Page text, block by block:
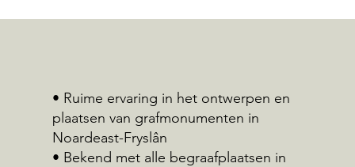
• Ruime ervaring in het ontwerpen en
plaatsen van grafmonumenten in
Noardeast-Fryslân
• Bekend met alle begraafplaatsen in